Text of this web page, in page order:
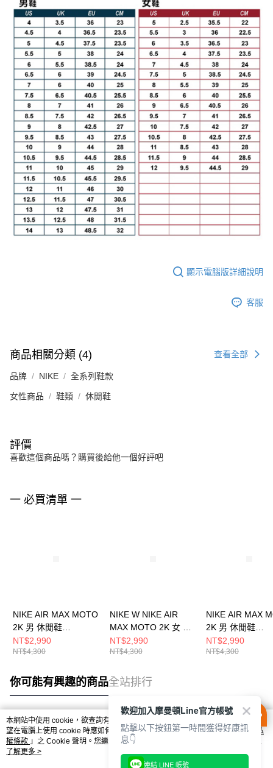
顯示電腦版詳細說明
客服
商品相關分類 (4) 查看全部
品牌 NIKE 全系列鞋款
女性商品 鞋類 休閒鞋
評價
喜歡這個商品嗎？購買後給他一個好評吧
一 必買清單 一
NIKE AIR MAX MOTO
2K 男 休閒鞋
IQ7592010
NT$2,990
NT$4,300
NIKE W NIKE AIR
MAX MOTO 2K 女 休
閒鞋 IQ0365100
NT$2,990
NT$4,300
NIKE AIR MAX
2K 男 休閒鞋
IQ7592077
NT$2,990
NT$4,300
你可能有興趣的商品全站排行
熱門標籤
本網站中使用 cookie，欲查詢有關本網站使用 cookie 方式之詳情，及若您不希
望在電腦上使用 cookie 時應如何變更電腦的 cookie 設定，請參閱本網站「
隱私
權條款 」之 Cookie 聲明。您繼續使用本網站即表示您同意本公司得按本網站使
用條款之 Cookie 聲明使用 cookie。
了解更多 >
歡迎加入摩曼頓Line官方帳號
點擊以下按鈕第一時間獲得好康訊
息👇
連結 LINE 帳號